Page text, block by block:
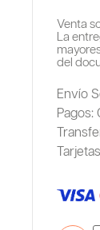
Venta
La
del
Envío
Pagos: